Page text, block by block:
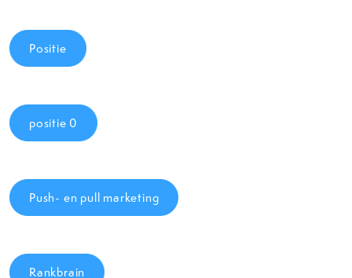
Positie
positie 0
Push- en pull marketing
Rankbrain